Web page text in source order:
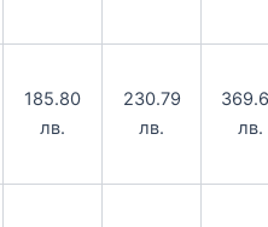
185.80
лв.
230.79
лв.
лв.